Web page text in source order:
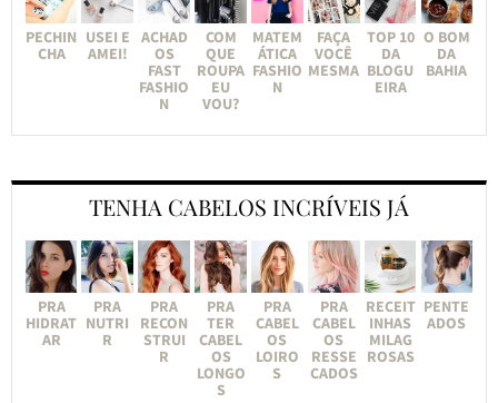
PECHIN
CHA
USEI E
AMEI!
ACHAD
OS
FAST
FASHIO
N
COM
QUE
ROUPA
EU
VOU?
MATEM
ÁTICA
FASHIO
N
FAÇA
VOCÊ
MESMA
TOP 10
DA
BLOGU
EIRA
O BOM
DA
BAHIA
TENHA CABELOS INCRÍVEIS JÁ
PRA
HIDRAT
AR
PRA
NUTRI
R
PRA
RECON
STRUI
R
PRA
TER
CABEL
OS
LONGO
S
PRA
CABEL
OS
LOIRO
S
PRA
CABEL
OS
RESSE
CADOS
RECEIT
INHAS
MILAG
ROSAS
PENTE
ADOS